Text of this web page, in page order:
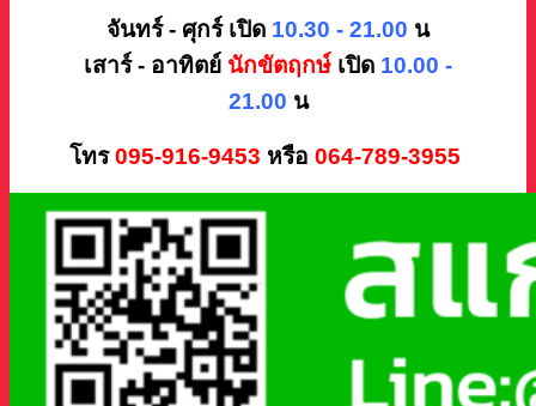
จันทร์ - ศุกร์ เปิด 10.30 - 21.00 น
เสาร์ - อาทิตย์ นักขัตฤกษ์ เปิด 10.00 -
21.00 น
โทร095-916-9453 หรือ 064-789-3955